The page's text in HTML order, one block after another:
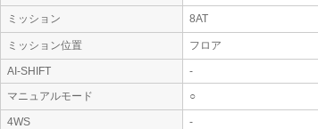
ミッション 8AT
ミッション位置 フロア
AI-SHIFT
-
マニュアルモード
○
4WS
-